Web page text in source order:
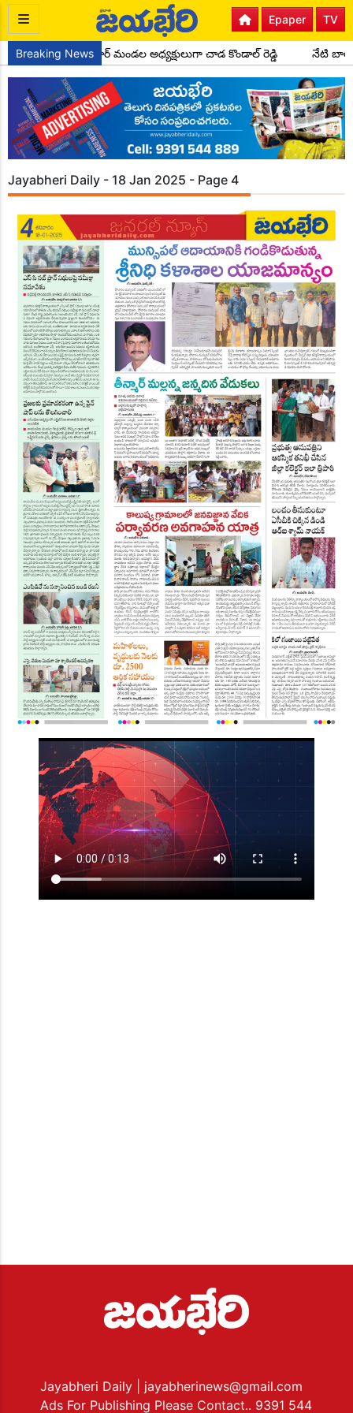
TV
Epaper
Breaking News
కాంగ్రెస్ పార్టీ సైదాపూర్ మండల అధ్యక్షులుగా చాడ కొండాల్ రెడ్డి నేటి
Jayabheri Daily - 18 Jan 2025 - Page 4
Jayabheri Daily
| jayabherinews@gmail.com
Ads For Publishing Please Contact.. 9391 544